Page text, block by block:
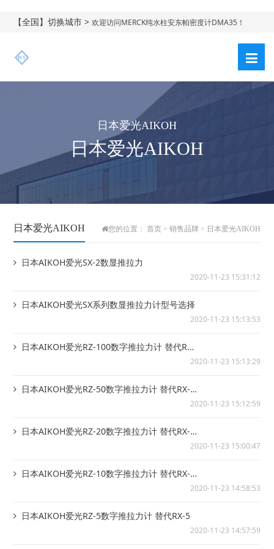
【全国】切换城市 >欢迎访问MERCK纯水柱安东帕密度计DMA35！
日本爱光AIKOH
日本爱光AIKOH
日本爱光AIKOH 您的位置： 首页> 销售品牌 > 日本爱光AIKOH
日本AIKOH爱光SX-2数显推拉力
2020-11-23 15:31:12
日本AIKOH爱光SX系列数显推拉力计型号选择
2020-11-23 15:13:53
日本AIKOH爱光RZ-100数字推拉力计 替代RX-
2020-11-23 15:13:29
日本AIKOH爱光RZ-50数字推拉力计 替代RX-
2020-11-23 15:12:59
日本AIKOH爱光RZ-20数字推拉力计 替代RX-
2020-11-23 15:00:47
日本AIKOH爱光RZ-10数字推拉力计 替代RX-
2020-11-23 14:58:53
日本AIKOH爱光RZ-5数字推拉力计 替代RX-5
2020-11-23 14:57:59